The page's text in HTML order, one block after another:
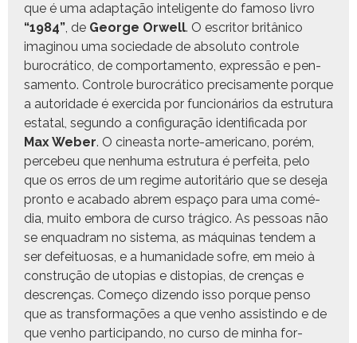
que é uma adap­tação inteligente do famoso livro
“1984”, de George Orwell. O escritor britâni­co
imag­i­nou uma sociedade de abso­lu­to con­t­role
buro­cráti­co, de com­por­ta­men­to, expressão e pen­
sa­men­to. Con­t­role buro­cráti­co pre­cisa­mente porque
a autori­dade é exer­ci­da por fun­cionários da estru­tu­ra
estatal, segun­do a con­fig­u­ração iden­ti­fi­ca­da por
Max Weber. O cineas­ta norte-amer­i­cano, porém,
perce­beu que nen­hu­ma estru­tu­ra é per­fei­ta, pelo
que os erros de um regime autoritário que se dese­ja
pron­to e acaba­do abrem espaço para uma comé­
dia, muito emb­o­ra de cur­so trági­co. As pes­soas não
se enquadram no sis­tema, as máquinas ten­dem a
ser defeitu­osas, e a humanidade sofre, em meio à
con­strução de utopias e distopias, de crenças e
descrenças. Começo dizen­do isso porque pen­so
que as trans­for­mações a que ven­ho assistin­do e de
que ven­ho par­tic­i­pan­do, no cur­so de min­ha for­